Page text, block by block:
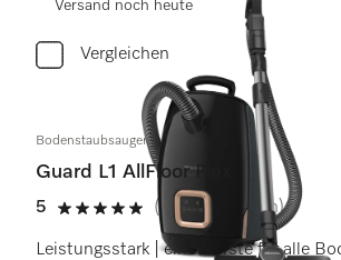
Versand noch heute
Vergleichen
Bodenstaubsauger mit Beutel
Guard L1 AllFloor Flex
5
5 Sterne von 5
(4 Bewertungen)
Leistungsstark | eine Bürste für alle